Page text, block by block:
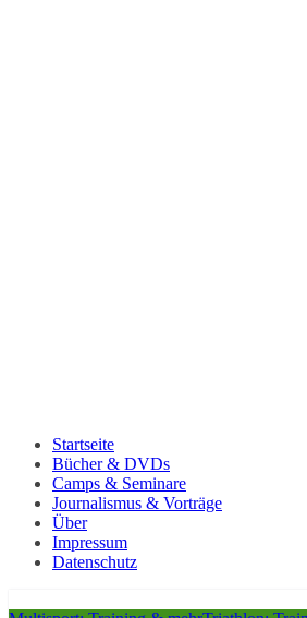
Startseite
Bücher & DVDs
Camps & Seminare
Journalismus & Vorträge
Über
Impressum
Datenschutz